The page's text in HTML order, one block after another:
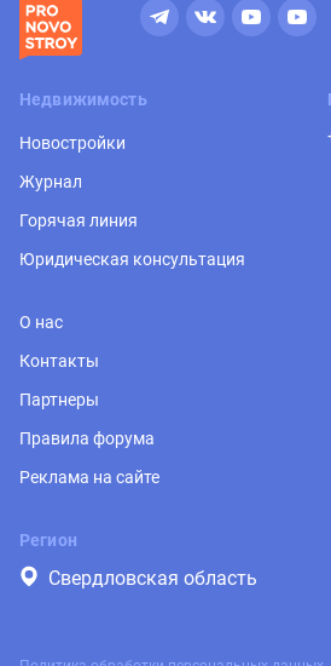
Недвижимость
Новостройки
Журнал
Горячая линия
Юридическая консультация
О нас
Контакты
Партнеры
Правила форума
Реклама на сайте
Регион
Свердловская область